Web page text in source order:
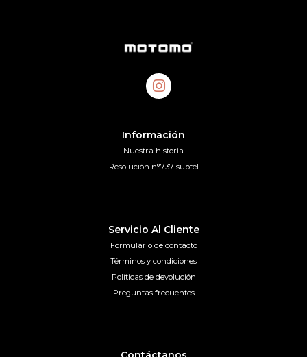
Información
Nuestra historia
Resolución n°737 subtel
Servicio Al Cliente
Formulario de contacto
Términos y condiciones
Políticas de devolución
Preguntas frecuentes